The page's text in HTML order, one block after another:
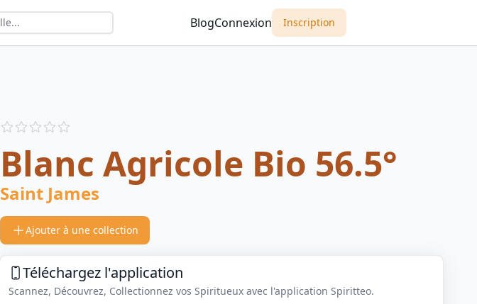
BlogConnexion Inscription
Reviews
Blanc Agricole Bio 56.5°
Saint James
Ajouter à une collection
Téléchargez l'application
Scannez, Découvrez, Collectionnez vos Spiritueux avec l'application Spiritteo.